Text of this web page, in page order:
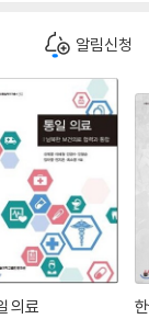
알림신청
의료